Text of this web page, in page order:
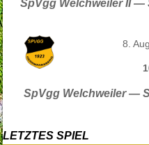
SpVgg Welchweiler II
8.
SpVgg Welchweiler —
LETZTES SPIEL